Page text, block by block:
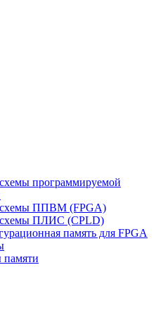
программируемой
ППВМ (FPGA)
ПЛИС (CPLD)
память для FPGA